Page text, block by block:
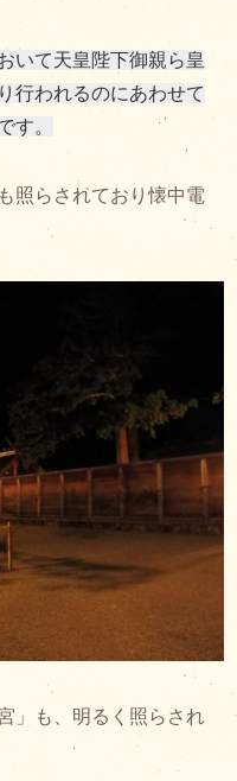
いて天皇陛下御親ら皇
行われるのにあわせて
す。
照らされており懐中電
」も、明るく照らされ